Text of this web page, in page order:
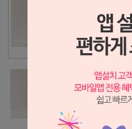
0086) 고급 에센
스 초록 롱용기
(흰색캡) [30g]
1,030원
0087) 고급 에센
스 파랑 롱용기
(흰색캡) [30g]
1,030원